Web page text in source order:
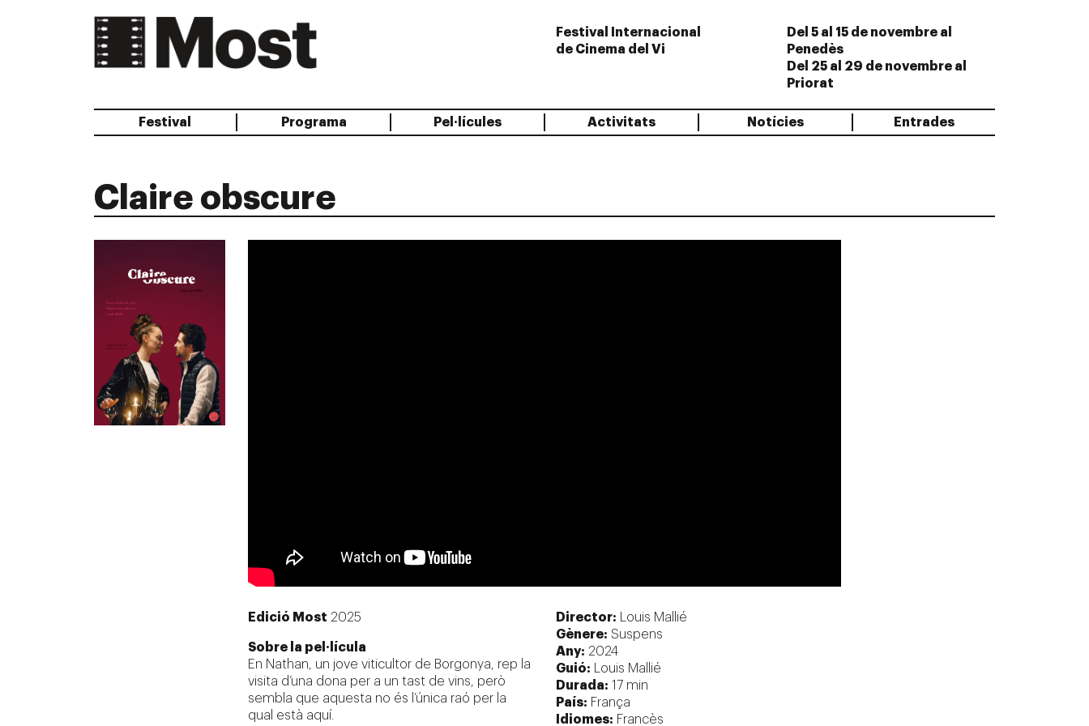
Festival Internacional
de Cinema del Vi
Del 5 al 15 de novembre al
Penedès
Del 25 al 29 de novembre al
Priorat
Festival Programa Pel·lícules Activitats Notícies
Entrades
Collita
Claire obscure
Edició Most 2025
Sobre la pel·lícula
En Nathan, un jove viticultor de Borgonya, rep la
visita d’una dona per a un tast de vins, però
sembla que aquesta no és l’única raó per la
qual està aquí.
Director: Louis Mallié
Gènere: Suspens
Any: 2024
Guió: Louis Mallié
Durada: 17 min
País: França
Idiomes: Francès